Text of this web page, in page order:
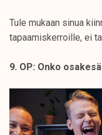
Tule mukaan sinua
tapaamiskerroille, ei
9. OP: Onko